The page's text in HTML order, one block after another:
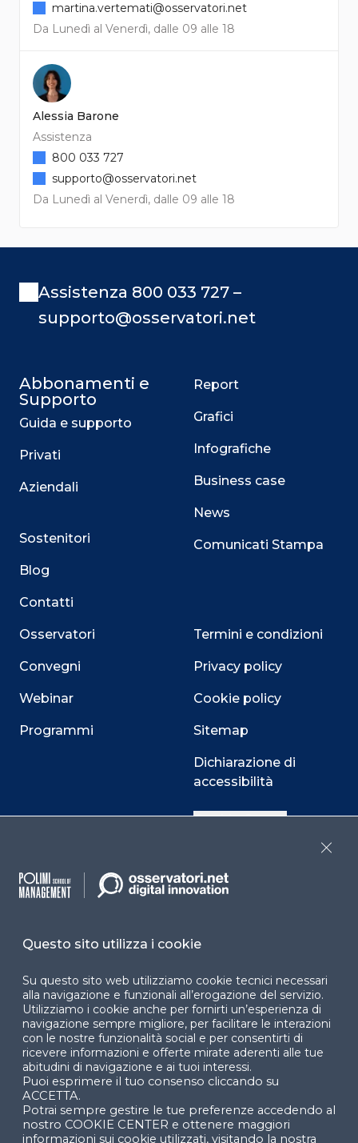
Da Lunedì al Venerdì, dalle 09 alle 18
martina.vertemati@osservatori.net
Alessia Barone
Assistenza
Da Lunedì al Venerdì, dalle 09 alle 18
800 033 727
supporto@osservatori.net
Assistenza 800 033 727 –
supporto@osservatori.net
Abbonamenti e
Supporto
Guida e supporto
Privati
Aziendali
Sostenitori
Blog
Contatti
Osservatori
Convegni
Webinar
Programmi
Report
Grafici
Infografiche
Business case
News
Comunicati Stampa
Termini e condizioni
Privacy policy
Cookie policy
Sitemap
Dichiarazione di
accessibilità
Cookie Center
Facebook LinkedIn
© 2024 Copyright © Politecnico di Milano Dipartimento
di Ingegneria Gestionale
Questo sito utilizza i cookie
Su questo sito web utilizziamo cookie tecnici necessari
alla navigazione e funzionali all’erogazione del servizio.
Utilizziamo i cookie anche per fornirti un’esperienza di
navigazione sempre migliore, per facilitare le interazioni
con le nostre funzionalità social e per consentirti di
ricevere informazioni e offerte mirate aderenti alle tue
abitudini di navigazione e ai tuoi interessi.
Puoi esprimere il tuo consenso cliccando su
ACCETTA.
Potrai sempre gestire le tue preferenze accedendo al
nostro COOKIE CENTER e ottenere maggiori
informazioni sui cookie utilizzati, visitando la nostra